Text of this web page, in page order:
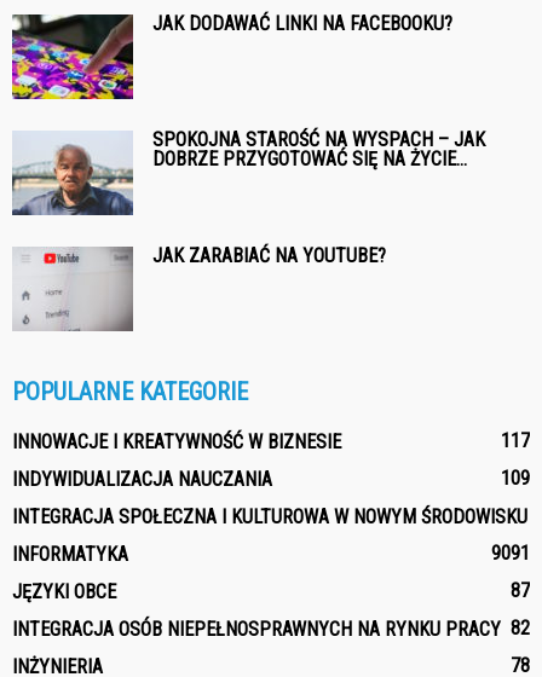
JAK DODAWAĆ LINKI NA FACEBOOKU?
SPOKOJNA STAROŚĆ NA WYSPACH – JAK
DOBRZE PRZYGOTOWAĆ SIĘ NA ŻYCIE...
JAK ZARABIAĆ NA YOUTUBE?
POPULARNE KATEGORIE
INNOWACJE I KREATYWNOŚĆ W BIZNESIE
117
INDYWIDUALIZACJA NAUCZANIA
109
INTEGRACJA SPOŁECZNA I KULTUROWA W NOWYM ŚRODOWISKU
91
INFORMATYKA
90
JĘZYKI OBCE
87
INTEGRACJA OSÓB NIEPEŁNOSPRAWNYCH NA RYNKU PRACY 82
INŻYNIERIA
78